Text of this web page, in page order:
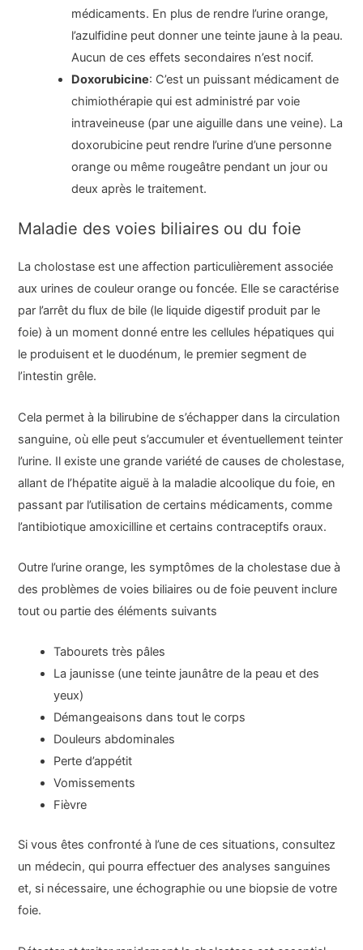
médicaments. En plus de rendre l’urine orange,
l’azulfidine peut donner une teinte jaune à la peau.
Aucun de ces effets secondaires n’est nocif.
Doxorubicine: C’est un puissant médicament de
chimiothérapie qui est administré par voie
intraveineuse (par une aiguille dans une veine). La
doxorubicine peut rendre l’urine d’une personne
orange ou même rougeâtre pendant un jour ou
deux après le traitement.
Maladie des voies biliaires ou du foie
La cholostase est une affection particulièrement associée
aux urines de couleur orange ou foncée. Elle se caractérise
par l’arrêt du flux de bile (le liquide digestif produit par le
foie) à un moment donné entre les cellules hépatiques qui
le produisent et le duodénum, le premier segment de
l’intestin grêle.
Cela permet à la bilirubine de s’échapper dans la circulation
sanguine, où elle peut s’accumuler et éventuellement teinter
l’urine. Il existe une grande variété de causes de cholestase,
allant de l’hépatite aiguë à la maladie alcoolique du foie, en
passant par l’utilisation de certains médicaments, comme
l’antibiotique amoxicilline et certains contraceptifs oraux.
Outre l’urine orange, les symptômes de la cholestase due à
des problèmes de voies biliaires ou de foie peuvent inclure
tout ou partie des éléments suivants
Tabourets très pâles
La jaunisse (une teinte jaunâtre de la peau et des
yeux)
Démangeaisons dans tout le corps
Douleurs abdominales
Perte d’appétit
Vomissements
Fièvre
Si vous êtes confronté à l’une de ces situations, consultez
un médecin, qui pourra effectuer des analyses sanguines
et, si nécessaire, une échographie ou une biopsie de votre
foie.